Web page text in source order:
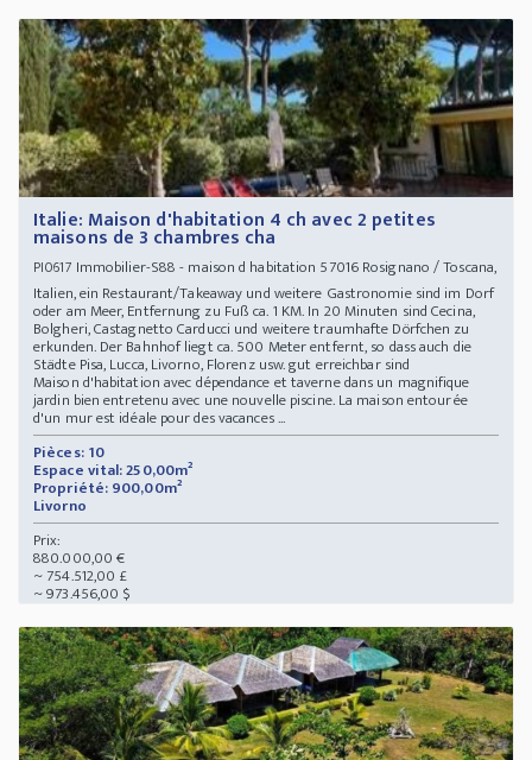
Italie: Maison d'habitation 4 ch avec 2 petites
maisons de 3 chambres cha
PI0617 Immobilier-S88 - maison d habitation 57016 Rosignano / Toscana,
Italien, ein Restaurant/Takeaway und weitere Gastronomie sind im Dorf
oder am Meer, Entfernung zu Fuß ca. 1 KM. In 20 Minuten sind Cecina,
Bolgheri, Castagnetto Carducci und weitere traumhafte Dörfchen zu
erkunden. Der Bahnhof liegt ca. 500 Meter entfernt, so dass auch die
Städte Pisa, Lucca, Livorno, Florenz usw. gut erreichbar sind
Maison d'habitation avec dépendance et taverne dans un magnifique
jardin bien entretenu avec une nouvelle piscine. La maison entourée
d'un mur est idéale pour des vacances ...
Pièces: 10
Espace vital: 250,00m²
Propriété: 900,00m²
Livorno
Prix:
880.000,00 €
~ 754.512,00 £
~ 973.456,00 $